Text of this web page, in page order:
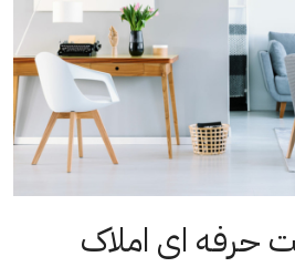
حرفه ای املاک